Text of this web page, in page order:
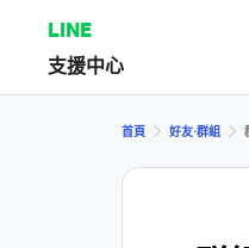
LINE
支援中心
首頁 好友⋅群組